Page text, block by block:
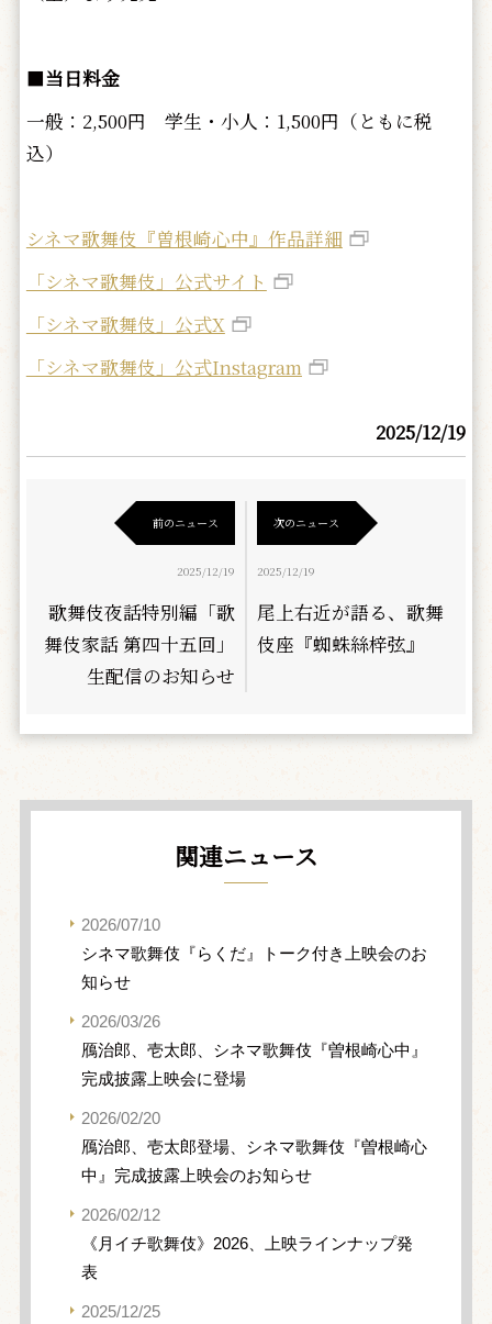
■当日料金
一般：2,500円 学生・小人：1,500円（ともに税
込）
シネマ歌舞伎『曽根崎心中』作品詳細
「シネマ歌舞伎」公式サイト
「シネマ歌舞伎」公式X
「シネマ歌舞伎」公式Instagram
2025/12/19
前のニュース
2025/12/19
歌舞伎夜話特別編「歌
舞伎家話 第四十五回」
生配信のお知らせ
次のニュース
2025/12/19
尾上右近が語る、歌舞
伎座『蜘蛛絲梓弦』
関連ニュース
2026/07/10
シネマ歌舞伎『らくだ』トーク付き上映会のお
知らせ
2026/03/26
鴈治郎、壱太郎、シネマ歌舞伎『曽根崎心中』
完成披露上映会に登場
2026/02/20
鴈治郎、壱太郎登場、シネマ歌舞伎『曽根崎心
中』完成披露上映会のお知らせ
2026/02/12
《月イチ歌舞伎》2026、上映ラインナップ発
表
2025/12/25